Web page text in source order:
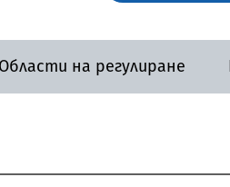
Области на регулиране